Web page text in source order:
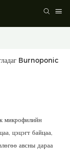
Burnoponic
микрофилийн
цэцэгт байцаа,
авсны дараа